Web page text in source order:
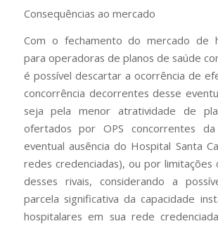
Consequências ao mercado
Com o fechamento do mercado de
para operadoras de planos de saúde
é possível descartar a ocorrência de
concorrência decorrentes desse
seja pela menor atratividade de
ofertados por OPS concorrentes
eventual ausência do Hospital Santa
redes credenciadas), ou por limitações
desses rivais, considerando a
parcela significativa da capacidade
hospitalares em sua rede